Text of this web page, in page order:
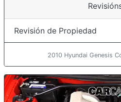
Revisión de Propiedad
2010 Hyundai Genesis